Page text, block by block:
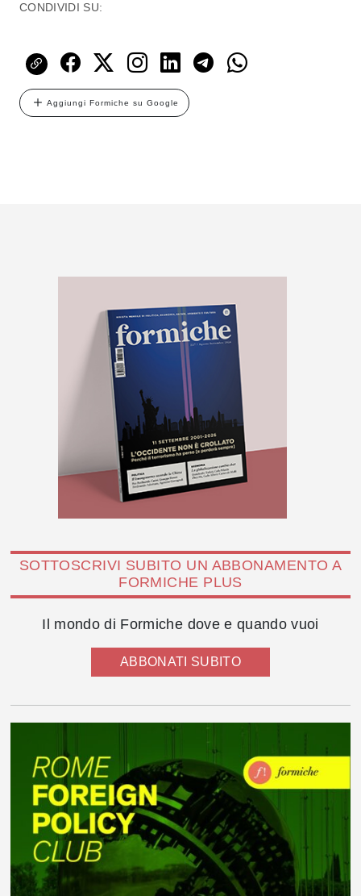
CONDIVIDI SU:
Aggiungi Formiche su Google
SOTTOSCRIVI SUBITO UN ABBONAMENTO A
FORMICHE PLUS
Il mondo di Formiche dove e quando vuoi
ABBONATI SUBITO